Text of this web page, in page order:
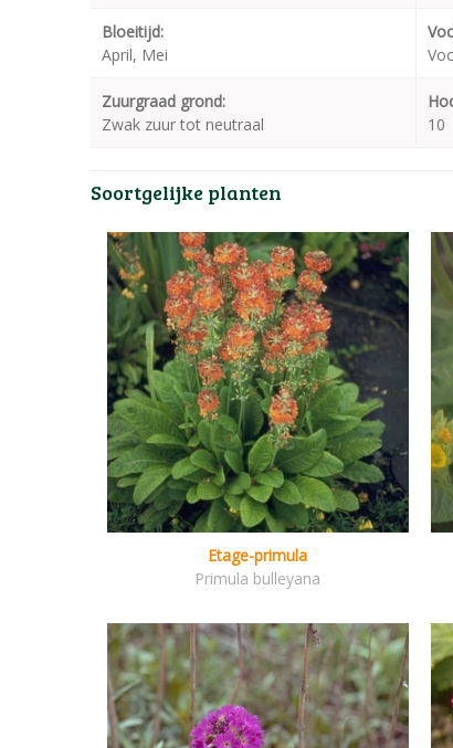
Bloeitijd:
April, Mei
Zuurgraad grond:
Zwak zuur tot neutraal
10
Soortgelijke planten
Etage-primula
Primula bulleyana